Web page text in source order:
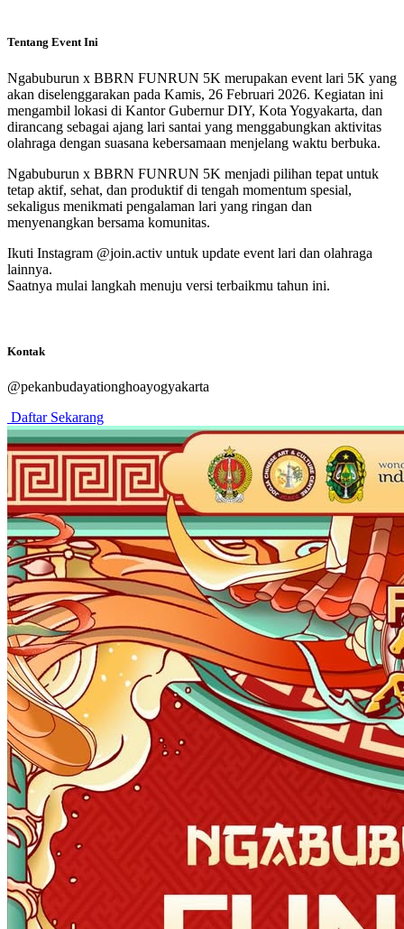
Tentang Event Ini
Ngabuburun x BBRN FUNRUN 5K merupakan event lari 5K yang
akan diselenggarakan pada Kamis, 26 Februari 2026. Kegiatan ini
mengambil lokasi di Kantor Gubernur DIY, Kota Yogyakarta, dan
dirancang sebagai ajang lari santai yang menggabungkan aktivitas
olahraga dengan suasana kebersamaan menjelang waktu berbuka.
Ngabuburun x BBRN FUNRUN 5K menjadi pilihan tepat untuk
tetap aktif, sehat, dan produktif di tengah momentum spesial,
sekaligus menikmati pengalaman lari yang ringan dan
menyenangkan bersama komunitas.
Ikuti Instagram @join.activ untuk update event lari dan olahraga
lainnya.
Saatnya mulai langkah menuju versi terbaikmu tahun ini.
Kontak
@pekanbudayationghoayogyakarta
Daftar Sekarang